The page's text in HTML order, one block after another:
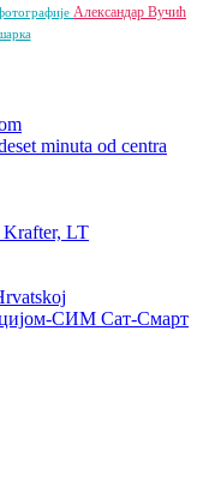
Александар Вучић
minuta od centra
LT
СИМ Сат-Смарт